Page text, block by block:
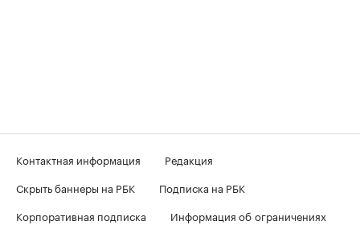
Контактная информация
Редакция
Скрыть баннеры на РБК
Подписка на РБК
Корпоративная подписка
Информация об ограничениях